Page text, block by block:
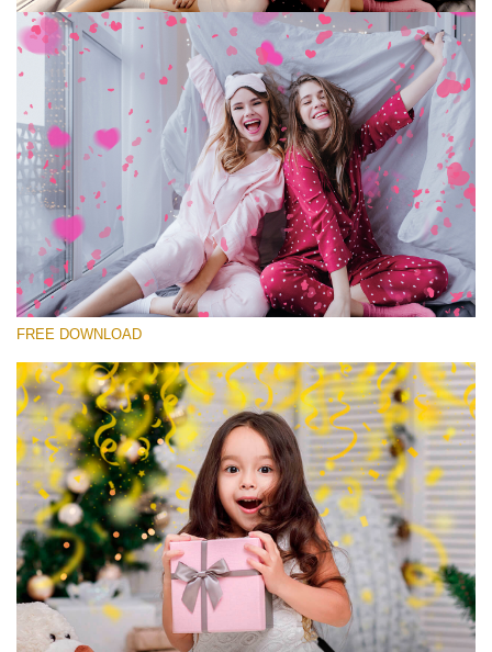
Proszę wybrać
Free Photoshop Overlay #8
Small 800*533px
Rustling Confetti
(43 Overlays)
Large 6000*4000px
Large 6000*4000px
Entire Collection
(1783 Overlays)
Large 6000*4000px
Darmowe Pobieranie
FREE DOWNLOAD